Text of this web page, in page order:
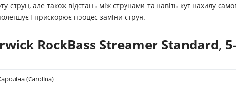
струн, але також відстань між струнами та навіть кут нахилу
і прискорює процес заміни струн.
RockBass Streamer Standard,
(Carolina)